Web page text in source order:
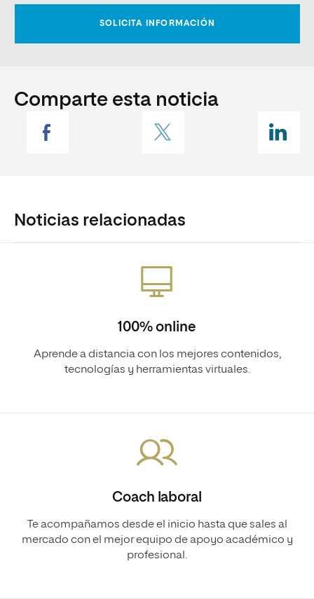
Comparte esta noticia
Noticias relacionadas
100% online
Aprende a distancia con los mejores contenidos,
tecnologías y herramientas virtuales.
Coach laboral
Te acompañamos desde el inicio hasta que sales al
mercado con el mejor equipo de apoyo académico y
profesional.